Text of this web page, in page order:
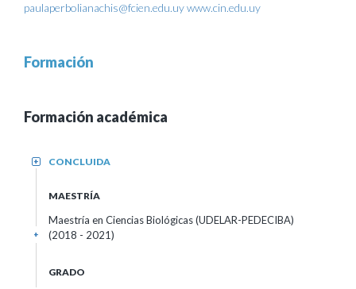
paulaperbolianachis@fcien.edu.uywww.cin.edu.uy
Formación
Formación académica
CONCLUIDA
+
MAESTRÍA
Maestría en Ciencias Biológicas (UDELAR-PEDECIBA)
(2018 - 2021)
+
GRADO